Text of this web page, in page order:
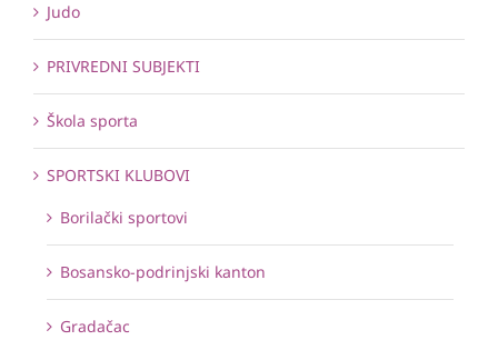
Judo
PRIVREDNI SUBJEKTI
Škola sporta
SPORTSKI KLUBOVI
Borilački sportovi
Bosansko-podrinjski kanton
Gradačac